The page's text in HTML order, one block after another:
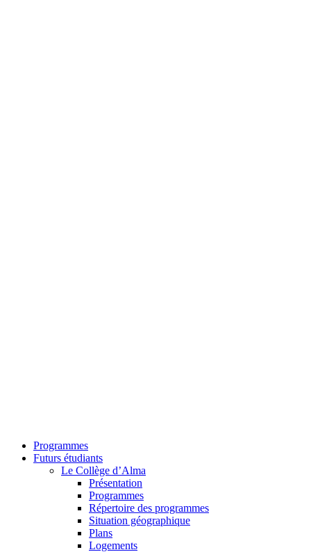
Programmes
Futurs étudiants
Le Collège d’Alma
Présentation
Programmes
Répertoire des programmes
Situation géographique
Plans
Logements